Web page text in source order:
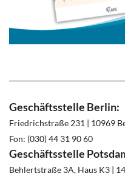
Geschäftsstelle Berlin:
Friedrichstraße 231 | 10969
Fon: (030) 44 31 90 60
Geschäftsstelle
Behlertstraße 3A, Haus K3 |